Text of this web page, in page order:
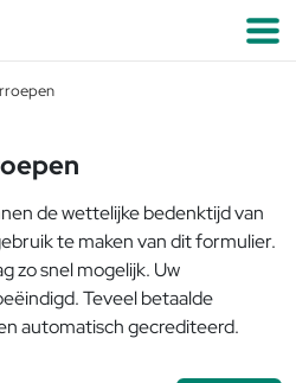
de wettelijke bedenktijd van
te maken van dit formulier.
zo snel mogelijk. Uw
Teveel betaalde
automatisch gecrediteerd.